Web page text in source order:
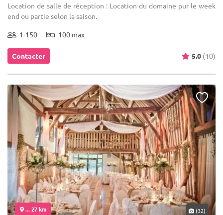
Location de salle de réception : Location du domaine pur le week
end ou partie selon la saison.
1-150 100 max
Contacter 5.0 (10)
... 27 km (32)